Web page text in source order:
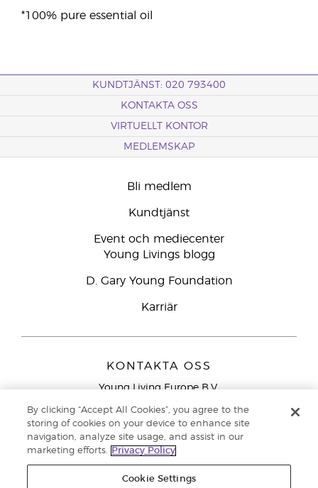
*100% pure essential oil
KUNDTJÄNST: 020 793400
KONTAKTA OSS
VIRTUELLT KONTOR
MEDLEMSKAP
Bli medlem
Kundtjänst
Event och mediecenter
Young Livings blogg
D. Gary Young Foundation
Karriär
KONTAKTA OSS
Young Living Europe B.V.
9727 AJ Groningen
Nederländerna
Kundtjänst – Avgiftsfritt lokalsamtal (ej från
mobiltelefon):020 793400
By clicking “Accept All Cookies”, you agree to the
storing of cookies on your device to enhance site
navigation, analyze site usage, and assist in our
marketing efforts.
Privacy Policy
Cookie Settings